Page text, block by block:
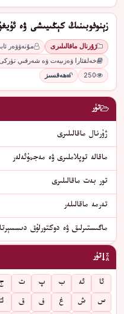
زېنوفوبىنىڭ كېڭىيىشى ۋە
ژۇرنال ماقالىلىرى مۇنەۋۋەر
خەلقئارا ۋەزىيەت ۋە شەرقىي
250
ھەقسىز
تۈر
ژۇرنال ماقالىلىرى
ماقالە توپلاملىرى ۋە مەجمۇئەلەر
تور بەت ماقالىلىرى
تەرمە ماقالىلەر
ماگىستىرلىق ۋە دوكتورلۇق
تۈر
ئا ئە ب پ ت
س
ش غ ف ق ك